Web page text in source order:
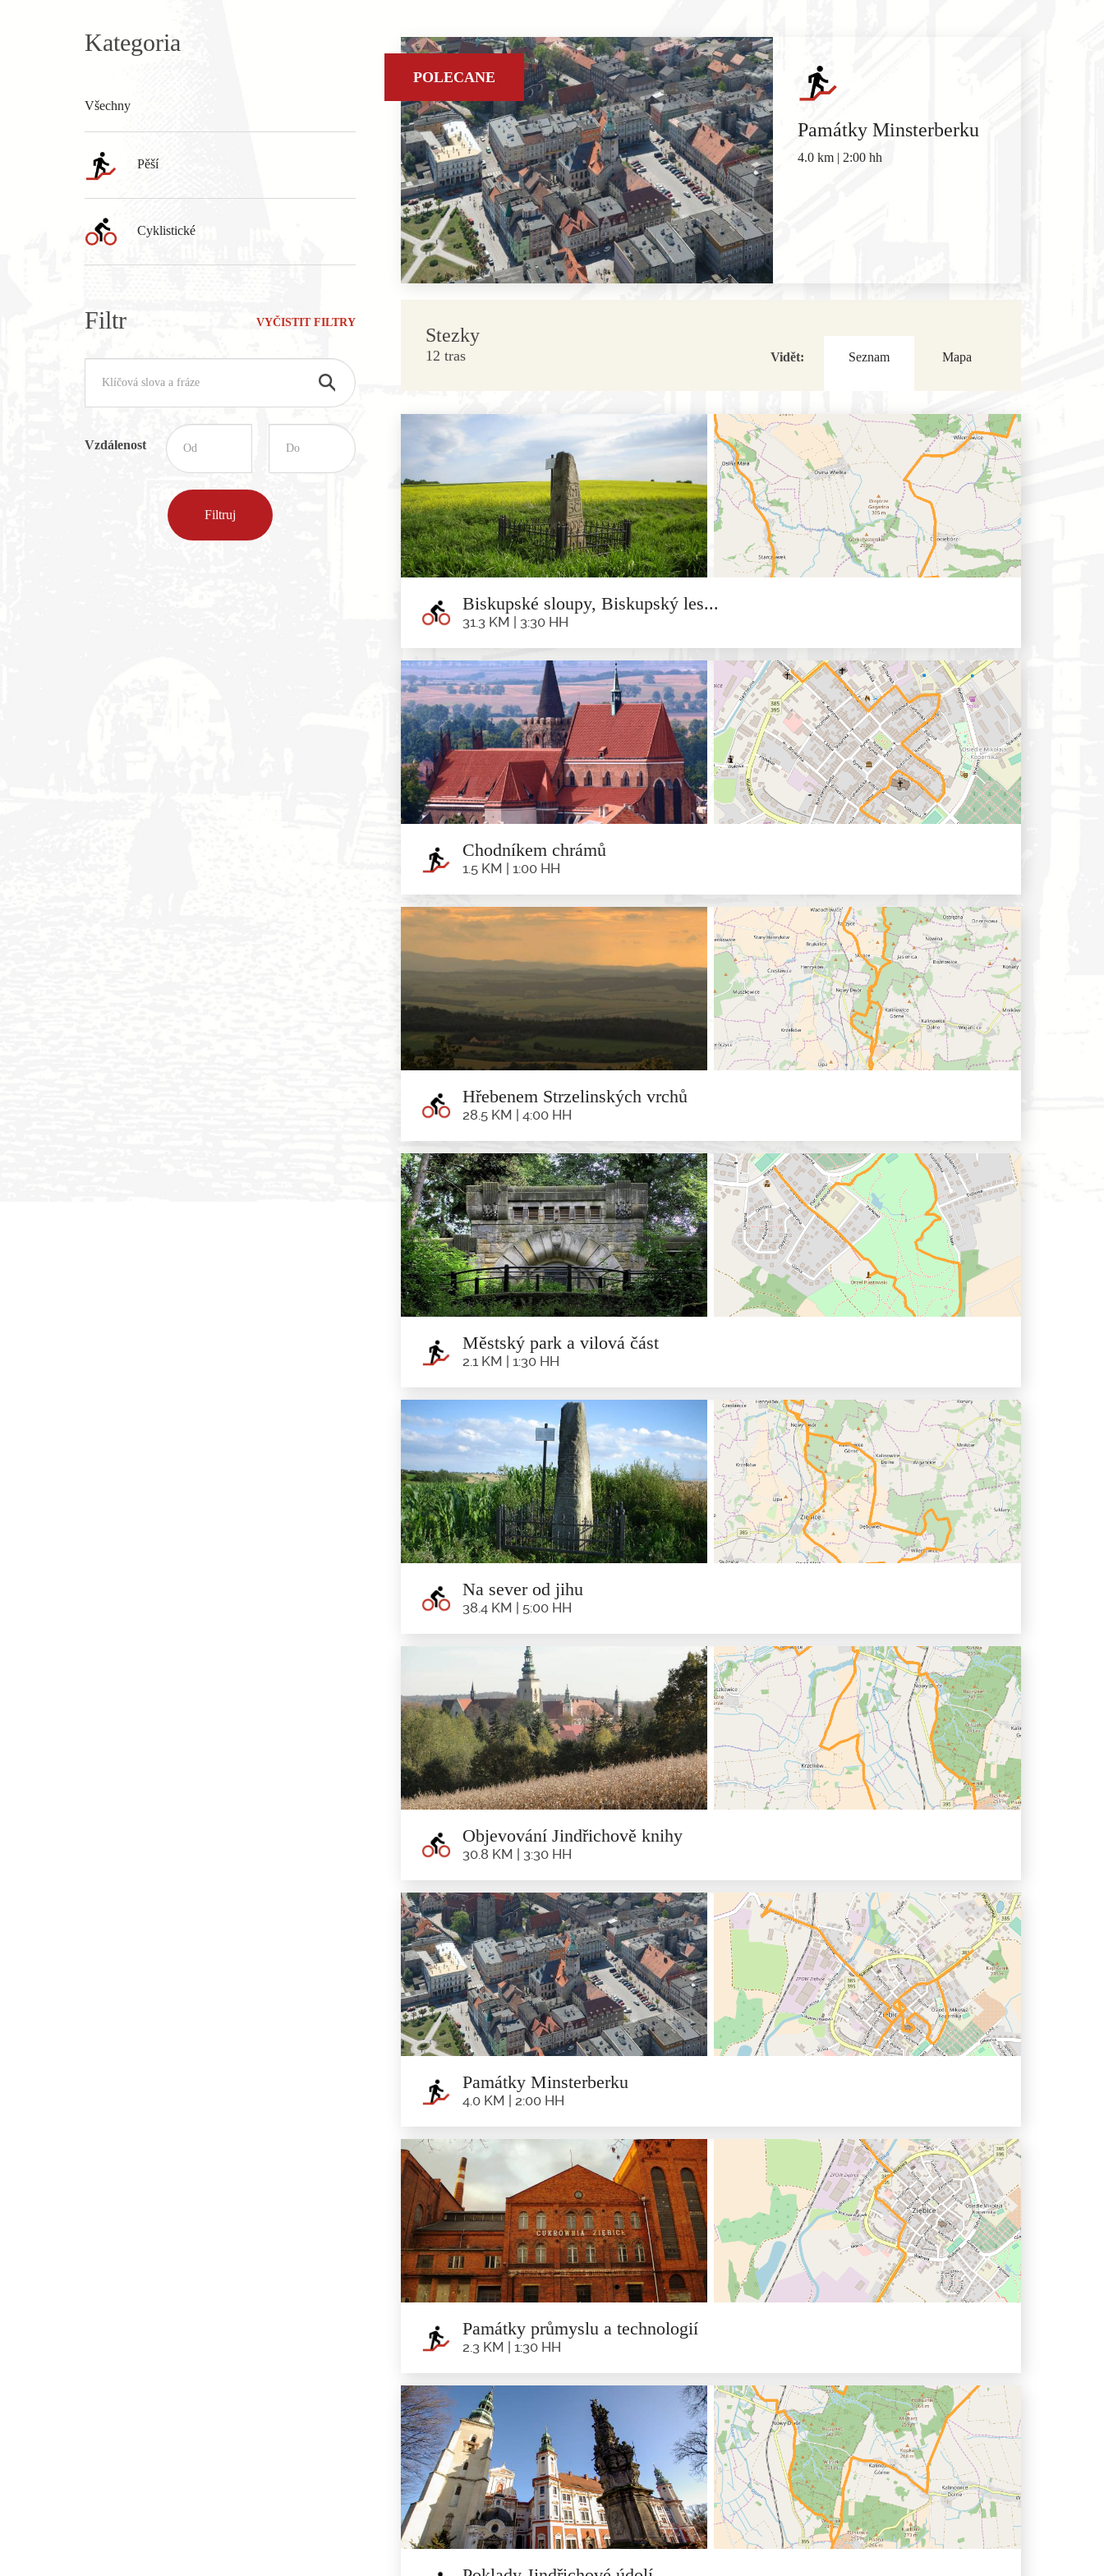
Kategoria
Všechny
Pěší
Cyklistické
Filtr VYČISTIT FILTRY
Vzdálenost
POLECANE
Památky Minsterberku
4.0 km | 2:00 hh
Stezky
12 tras Vidět: Seznam Mapa
Biskupské sloupy, Biskupský les...
31.3 KM | 3:30 HH
Biskupské sloupy, Biskupský les...
31.3 km | 3:30 hh
Trasa: Minsterberk - Starczówek - Lipniki - Chociebórz - Wilemowice - Dębowiec -...
Chodníkem chrámů
1.5 KM | 1:00 HH
Chodníkem chrámů
1.5 km | 1:00 hh
Trasa: ul. Walowa - ul. Kláštorní - ul. Słowackého - ul. Kościuszki -...
Hřebenem Strzelinských vrchů
28.5 KM | 4:00 HH
Hřebenem Strzelinských vrchů
28.5 km | 4:00 hh
Trasa: Minsterberk - Horní Kalinowice - Witostowice - Raczyce - Skalice - Pramen Cyrila -...
Městský park a vilová část
2.1 KM | 1:30 HH
Městský park a vilová část
2.1 km | 1:30 hh
Trasa: Náměstí svobody - ul. Parková - Mestky park, - ul. Mickiewicza - ul....
Na sever od jihu
38.4 KM | 5:00 HH
Na sever od jihu
38.4 km | 5:00 hh
Trasa: Minsterberk - Osina Wielka - Wilemowice - Dębowiec - Horní Kalinowice - Nový...
Objevování Jindřichově knihy
30.8 KM | 3:30 HH
Objevování Jindřichově knihy
30.8 km | 3:30 hh
Trasa: M insterberk - Pramen Cyrila - Jindřichov - Brukalice - Stary Jindřichov - Czesławice -...
Památky Minsterberku
4.0 KM | 2:00 HH
Památky Minsterberku
4.0 km | 2:00 hh
Trasa: ul. Bolesława Chrabrého - ul. Kolejowa - Námestie i okolice - ul. Hrdinov...
Památky průmyslu a technologií
2.3 KM | 1:30 HH
Památky průmyslu a technologií
2.3 km | 1:30 hh
Trasa: ul. Priemyselná - ul. Hrdinov Getta - ul. 1 Května - ul. Pivovarský - ul....